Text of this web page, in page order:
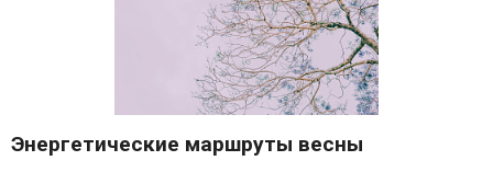
Энергетические маршруты весны